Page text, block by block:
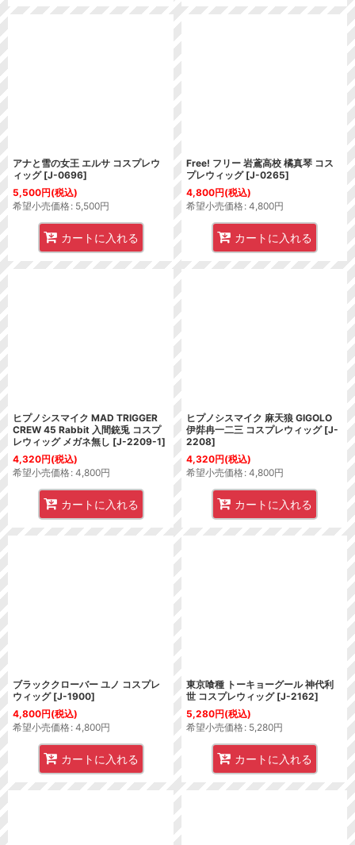
アナと雪の女王 エルサ コスプレウ
ィッグ [J-0696]
5,500円(税込)
希望小売価格: 5,500円
カートに入れる
Free! フリー 岩鳶高校 橘真琴 コス
プレウィッグ [J-0265]
4,800円(税込)
希望小売価格: 4,800円
カートに入れる
ヒプノシスマイク MAD TRIGGER
CREW 45 Rabbit 入間銃兎 コスプ
レウィッグ メガネ無し [J-2209-1]
4,320円(税込)
希望小売価格: 4,800円
カートに入れる
ヒプノシスマイク 麻天狼 GIGOLO
伊弉冉一二三 コスプレウィッグ [J-
2208]
4,320円(税込)
希望小売価格: 4,800円
カートに入れる
ブラッククローバー ユノ コスプレ
ウィッグ [J-1900]
4,800円(税込)
希望小売価格: 4,800円
カートに入れる
東京喰種 トーキョーグール 神代利
世 コスプレウィッグ [J-2162]
5,280円(税込)
希望小売価格: 5,280円
カートに入れる